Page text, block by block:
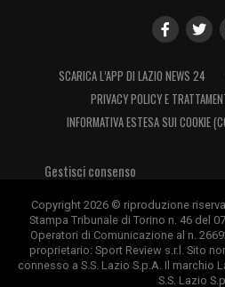
SCARICA L’APP DI LAZIO NEWS 24
PRIVACY POLICY E
INFORMATIVA ESTESA SUI COOKIE
Gestisci consenso
Copyright 2026 © riproduzione
Stampa Tribunale di Torino n. 46 del
Operatori di Comunicazione al n.
proprietario: Sport Review s.r.l. Sito
connesso a S.S. Lazio S.p.A. Il marchio
S.S. Lazio